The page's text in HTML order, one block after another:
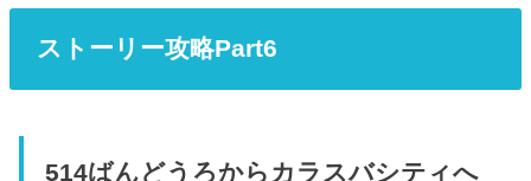
ストーリー攻略Part6
514ばんどうろからカラスバシティへ